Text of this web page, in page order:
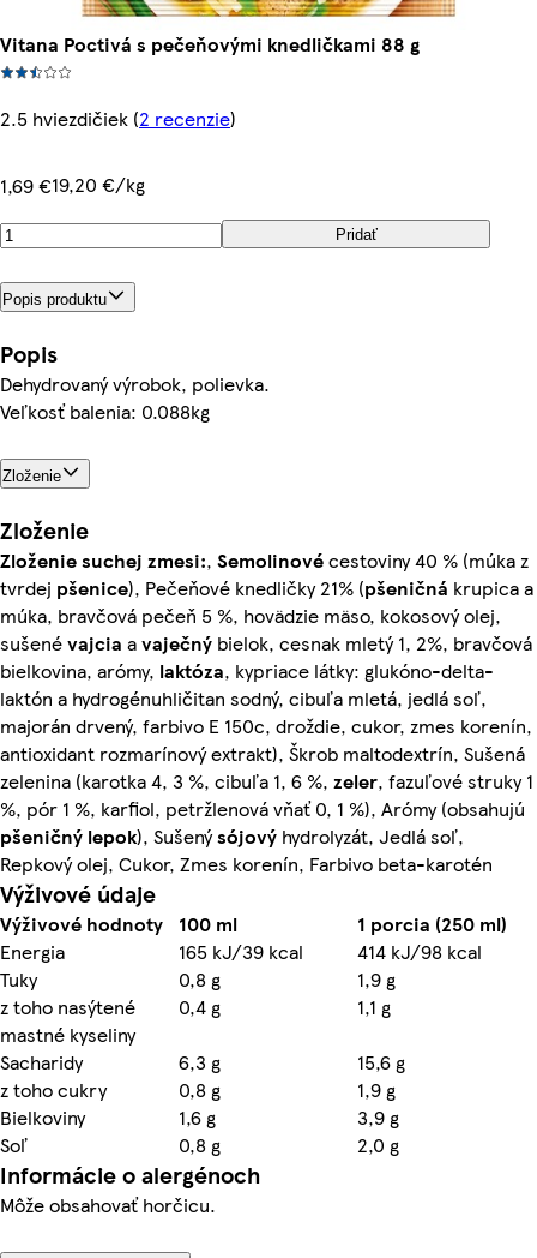
Vitana Poctivá s pečeňovými knedličkami 88 g
2.5 hviezdičiek (2 recenzie)
1,69 €19,20 €/kg
Pridať
Popis produktu
Popis
Dehydrovaný výrobok, polievka.
Veľkosť balenia: 0.088kg
Zloženie
Zloženie
Zloženie suchej zmesi:, Semolinovécestoviny 40 % (múka z
tvrdej pšenice), Pečeňové knedličky 21% (pšeničná krupica a
múka, bravčová pečeň 5 %, hovädzie mäso, kokosový olej,
sušenévajcia avaječný bielok, cesnak mletý 1, 2%, bravčová
bielkovina, arómy, laktóza, kypriace látky: glukóno-delta-
laktón a hydrogénuhličitan sodný, cibuľa mletá, jedlá soľ,
majorán drvený, farbivo E 150c, droždie, cukor, zmes korenín,
antioxidant rozmarínový extrakt), Škrob maltodextrín, Sušená
zelenina (karotka 4, 3 %, cibuľa 1, 6 %, zeler, fazuľové struky 1
%, pór 1 %, karfiol, petržlenová vňať 0, 1 %), Arómy (obsahujú
pšeničný lepok), Sušenýsójový hydrolyzát, Jedlá soľ,
Repkový olej, Cukor, Zmes korenín, Farbivo beta-karotén
Výživové údaje
Výživové hodnoty 100 ml
1 porcia (250 ml)
Energia
165 kJ/39 kcal
414 kJ/98 kcal
Tuky
0,8 g
1,9 g
z toho nasýtené
mastné kyseliny
0,4 g
1,1 g
Sacharidy
6,3 g
15,6 g
z toho cukry
0,8 g
1,9 g
Bielkoviny
1,6 g
3,9 g
Soľ
0,8 g 2,0 g
Informácie o alergénoch
Môže obsahovať horčicu.